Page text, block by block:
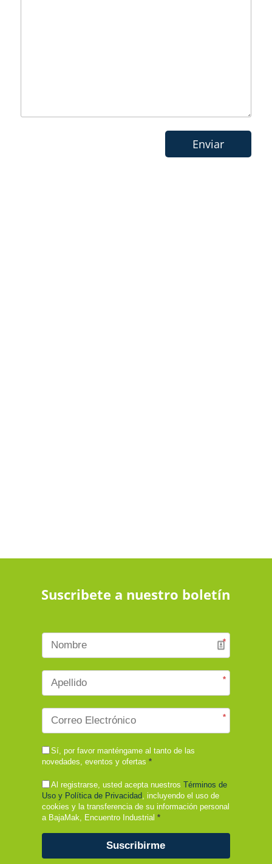
Suscribete a nuestro boletín
*
*
*
Sí, por favor manténgame al tanto de las
novedades, eventos y ofertas *
Al registrarse, usted acepta nuestros Términos de
Uso y Política de Privacidad, incluyendo el uso de
cookies y la transferencia de su información personal
a BajaMak, Encuentro Industrial *
Suscribirme